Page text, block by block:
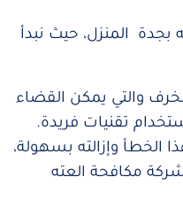
المنزل، حيث نبدأ
والتي يمكن القضاء
تقنيات فريدة.
الخطأ وإزالته بسهولة،
مكافحة العته